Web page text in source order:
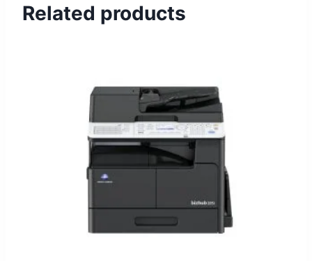
Related products